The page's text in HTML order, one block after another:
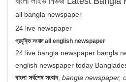
all bangla newspaper
24 live newspaper
প্রযুক্তি সংবাদ all english newspaper
24 live bangla newspaper bangla
english newspaper today
বাংলা সর্বশেষ সংবাদ, bangla newspaper,